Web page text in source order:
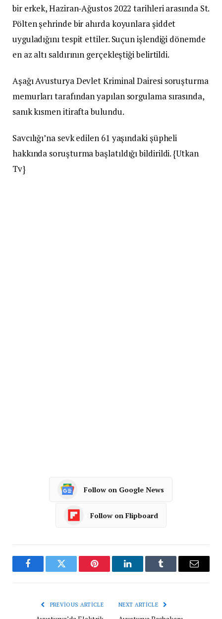
bir erkek, Haziran-Ağustos 2022 tarihleri arasında St.
Pölten şehrinde bir ahırda koyunlara şiddet
uyguladığını tespit ettiler. Suçun işlendiği dönemde
en az altı saldırının gerçekleştiği belirtildi.
Aşağı Avusturya Devlet Kriminal Dairesi soruşturma
memurları tarafından yapılan sorgulama sırasında,
sanık kısmen itirafta bulundu.
Savcılığı’na sevk edilen 61 yaşındaki şüpheli
hakkında soruşturma başlatıldığı bildirildi. {Utkan
Tv}
Follow on Google News
Follow on Flipboard
FacebookTwitter Pinterest LinkedInTumblr Email
PREVIOUS ARTICLE NEXT ARTICLE